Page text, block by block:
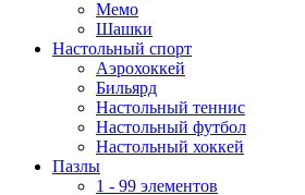
Мемо
Шашки
Настольный спорт
Аэрохоккей
Бильярд
Настольный теннис
Настольный футбол
Настольный хоккей
Пазлы
1 - 99 элементов